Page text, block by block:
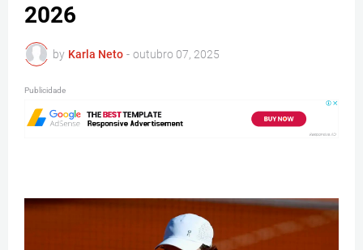
2026
by Karla Neto - outubro 07, 2025
Publicidade